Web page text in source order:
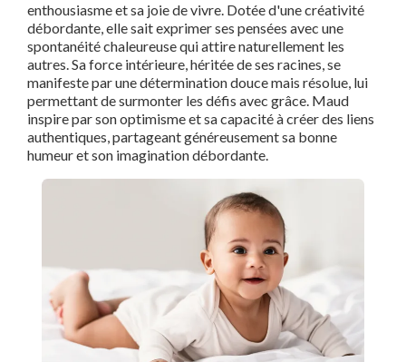
enthousiasme et sa joie de vivre. Dotée d'une créativité
débordante, elle sait exprimer ses pensées avec une
spontanéité chaleureuse qui attire naturellement les
autres. Sa force intérieure, héritée de ses racines, se
manifeste par une détermination douce mais résolue, lui
permettant de surmonter les défis avec grâce. Maud
inspire par son optimisme et sa capacité à créer des liens
authentiques, partageant généreusement sa bonne
humeur et son imagination débordante.